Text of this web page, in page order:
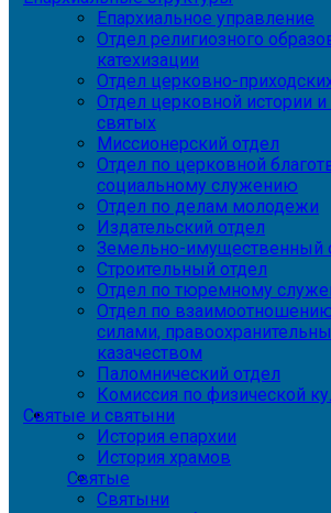
Епархиальное управление
Отдел религиозного
катехизации
Отдел церковно-
Отдел церковной истории и
святых
Миссионерский отдел
Отдел по церковной
социальному служению
Отдел по делам молодежи
Издательский отдел
Земельно-имущественный
Строительный отдел
Отдел по тюремному
Отдел по
силами,
казачеством
Паломнический отдел
Комиссия по физической
Святые и святыни
История епархии
История храмов
Святые
Святыни